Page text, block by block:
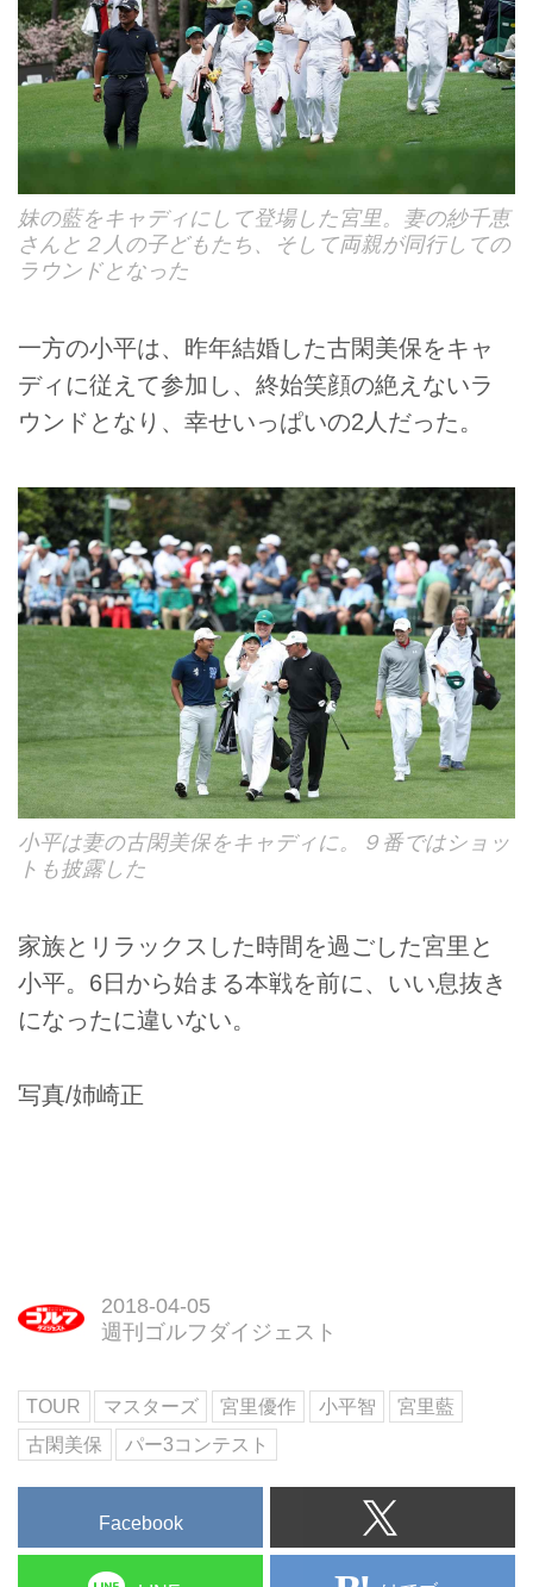
妹の藍をキャディにして登場した宮里。妻の紗千恵
さんと２人の子どもたち、そして両親が同行しての
ラウンドとなった
一方の小平は、昨年結婚した古閑美保をキャ
ディに従えて参加し、終始笑顔の絶えないラ
ウンドとなり、幸せいっぱいの2人だった。
小平は妻の古閑美保をキャディに。９番ではショッ
トも披露した
家族とリラックスした時間を過ごした宮里と
小平。6日から始まる本戦を前に、いい息抜き
になったに違いない。
写真/姉崎正
2018-04-05
週刊ゴルフダイジェスト
TOUR マスターズ 宮里優作 小平智
宮里藍
古閑美保
パー3コンテスト
Facebook